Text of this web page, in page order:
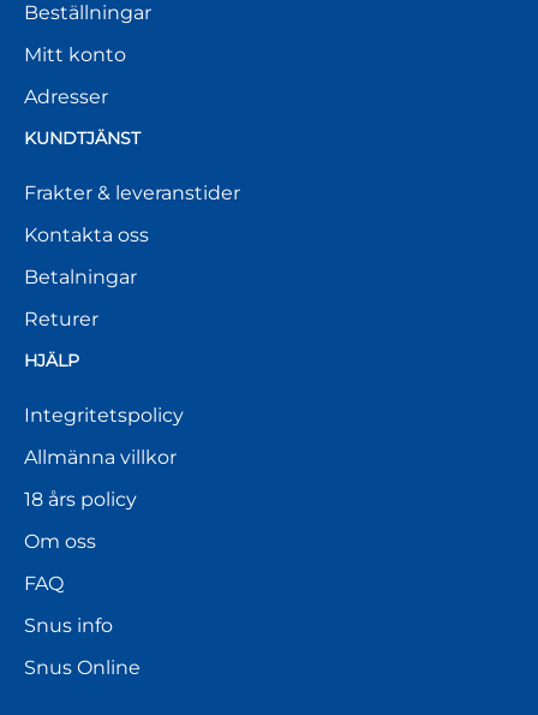
Beställningar
Mitt konto
Adresser
KUNDTJÄNST
Frakter & leveranstider
Kontakta oss
Betalningar
Returer
HJÄLP
Integritetspolicy
Allmänna villkor
18 års policy
Om oss
FAQ
Snus info
Snus Online